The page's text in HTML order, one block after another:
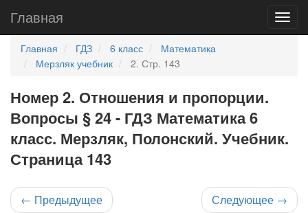
Главная
Главная ГДЗ 6 класс
Математика
Мерзляк учебник
2. Стр. 143
Номер 2. Отношения и пропорции.
Вопросы § 24 - ГДЗ Математика 6
класс. Мерзляк, Полонский. Учебник.
Страница 143
← Предыдущее Следующее →